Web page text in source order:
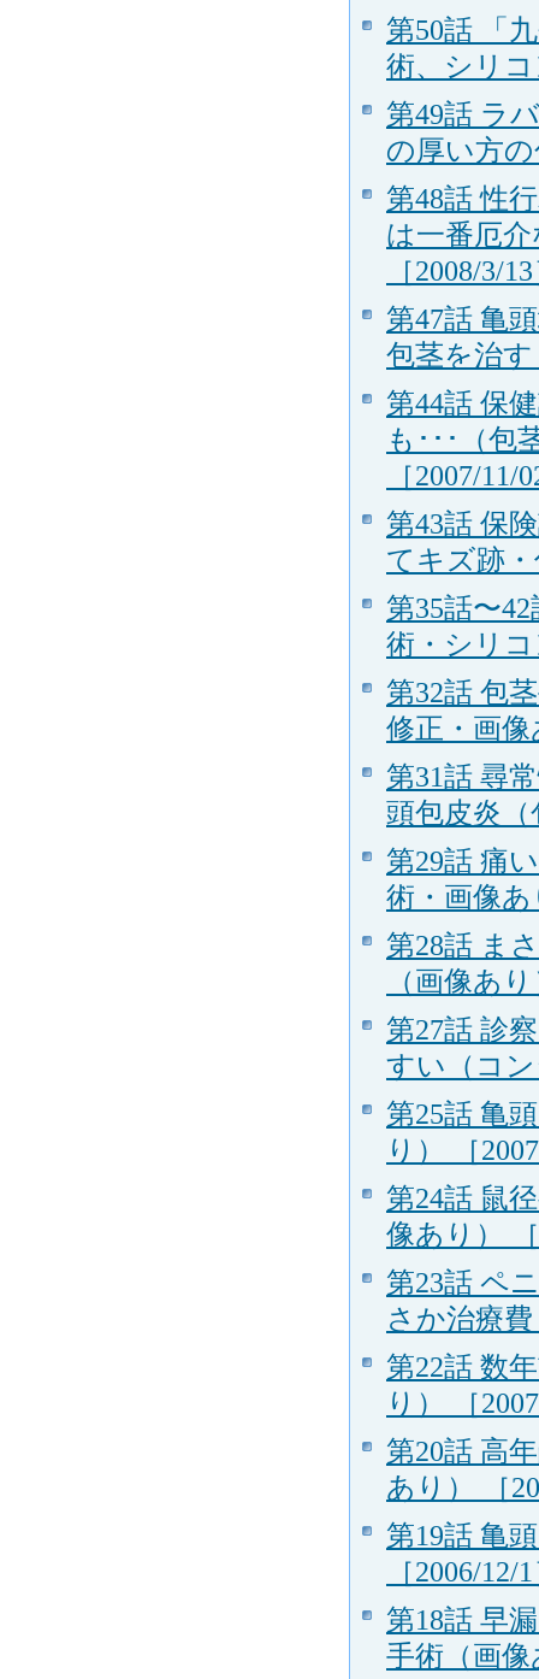
第50話 「
術、シリ
第49話 ラ
の厚い方
第48話 性
は一番厄
［2008/3/
第47話 亀
包茎を治す
第44話 保
も･･･（包
［2007/11/
第43話 保
てキズ跡・
第35話〜
術・シリコ
第32話 包
修正・画像
第31話 尋
頭包皮炎（
第29話 痛
術・画像あ
第28話 ま
（画像あ
第27話 診
すい（コ
第25話 亀
り） ［
第24話 鼠
像あり）
第23話 ペ
さか治療
第22話 数
り） ［
第20話 高
あり） ［
第19話 亀
［2006/12/
第18話 早
手術（画像